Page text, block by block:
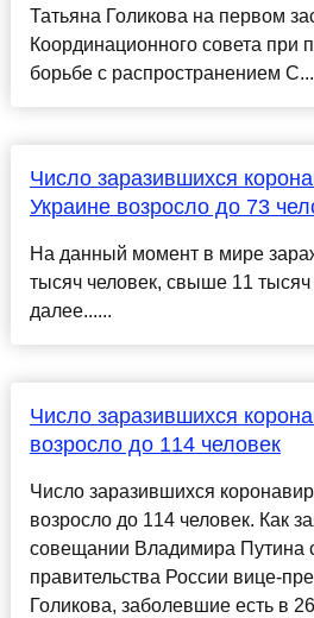
Татьяна Голикова на первом
Координационного совета при
борьбе с распространением C...
Число заразившихся
Украине возросло до 73
На данный момент в мире
тысяч человек, свыше 11 тысяч
далее......
Число заразившихся
возросло до 114 человек
Число заразившихся
возросло до 114 человек. Как
совещании Владимира Путина
правительства России вице-
Голикова, заболевшие есть в